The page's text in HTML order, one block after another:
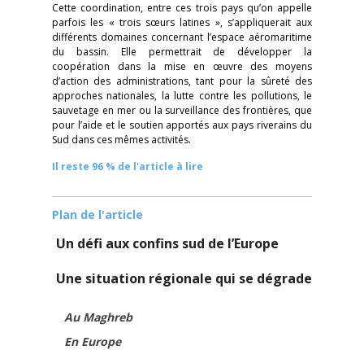
Cette coordination, entre ces trois pays qu’on appelle
parfois les « trois sœurs latines », s’appliquerait aux
différents domaines concernant l’espace aéromaritime
du bassin. Elle permettrait de développer la
coopération dans la mise en œuvre des moyens
d’action des administrations, tant pour la sûreté des
approches nationales, la lutte contre les pollutions, le
sauvetage en mer ou la surveillance des frontières, que
pour l’aide et le soutien apportés aux pays riverains du
Sud dans ces mêmes activités.
Il reste 96 % de l'article à lire
Plan de l'article
Un défi aux confins sud de l’Europe
Une situation régionale qui se dégrade
Au Maghreb
En Europe